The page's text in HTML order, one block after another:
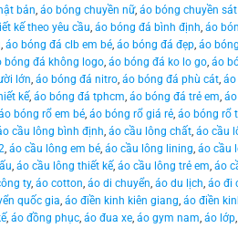
bản, áo bóng chuyền nữ, áo bóng chuyền
kế theo yêu cầu, áo bóng đá bình định, áo
, áo bóng đá clb em bé, áo bóng đá đẹp, áo
bóng đá không logo, áo bóng đá ko lo go, áo
lớn, áo bóng đá nitro, áo bóng đá phù cát, áo
kế, áo bóng đá tphcm, áo bóng đá trẻ em,
bóng rổ em bé, áo bóng rổ giá rẻ, áo bóng rổ
cầu lông bình định, áo cầu lông chất, áo cầu
, áo cầu lông em bé, áo cầu lông lining, áo cầu
, áo cầu lông thiết kế, áo cầu lông trẻ em, áo
ty, áo cotton, áo di chuyển, áo du lịch, áo đi
quốc gia, áo điền kinh kiên giang, áo điền
, áo đồng phục, áo đua xe, áo gym nam, áo lớp,